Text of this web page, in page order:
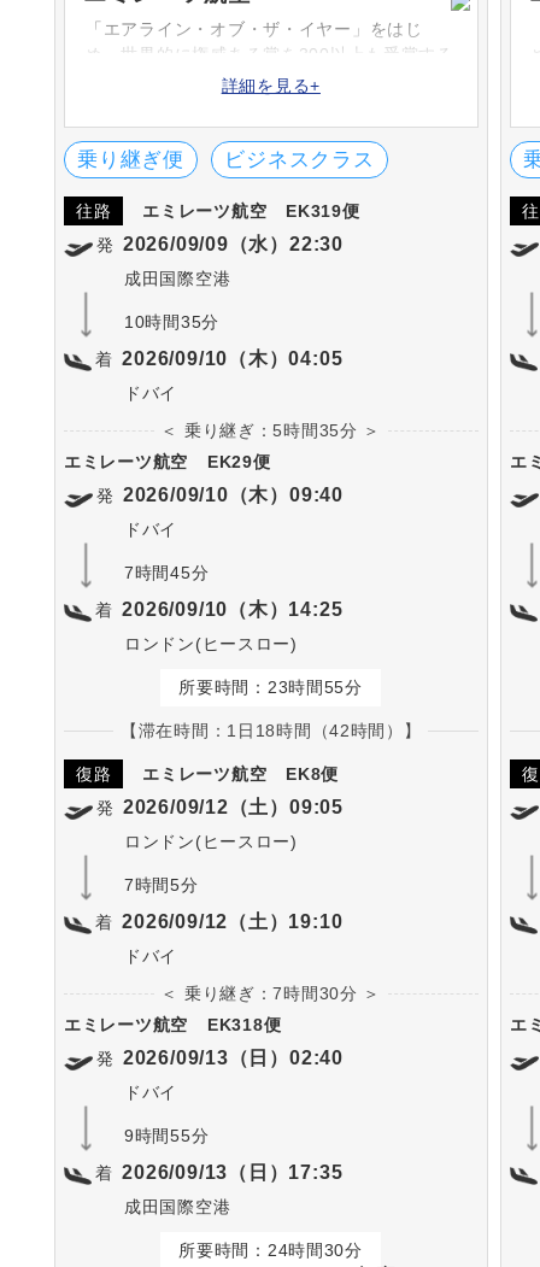
「エアライン・オブ・ザ・イヤー」をはじ
め、世界的に権威ある賞を300以上も受賞する
エミレーツ航空。1985年に設立し、アラブ首
ジア・アフリカ・ヨーロッパ・北米・中南米
など世界各国へ就航をしています。
詳細を見る+
乗り継ぎ便 ビジネスクラス
往路 エミレーツ航空
EK319便
発 2026/09/09（水）22:30
成田国際空港
10時間35分
着 2026/09/10（木）04:05
ドバイ
＜ 乗り継ぎ：5時間35分 ＞
エミレーツ航空
EK29便
発 2026/09/10（木）09:40
ドバイ
7時間45分
着 2026/09/10（木）14:25
ロンドン(ヒースロー)
所要時間：23時間55分
【滞在時間：1日18時間（42時間）】
復路 エミレーツ航空
EK8便
発 2026/09/12（土）09:05
ロンドン(ヒースロー)
7時間5分
着 2026/09/12（土）19:10
ドバイ
＜ 乗り継ぎ：7時間30分 ＞
エミレーツ航空
EK318便
発 2026/09/13（日）02:40
ドバイ
9時間55分
着 2026/09/13（日）17:35
成田国際空港
所要時間：24時間30分
エ
エ